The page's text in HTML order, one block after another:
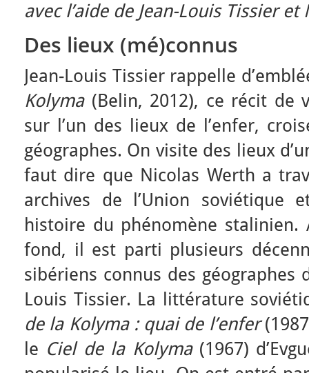
avec l’aide de Jean-Louis Tissier
Des lieux (mé)connus
Jean-Louis Tissier rappelle
Kolyma (Belin, 2012), ce récit de
sur l’un des lieux de l’enfer,
géographes. On visite des lieux
faut dire que Nicolas Werth a
archives de l’Union soviétique
histoire du phénomène
fond, il est parti plusieurs
sibériens connus des géographes
Louis Tissier. La littérature
de la Kolyma : quai de l’enfer
le Ciel de la Kolyma(1967)